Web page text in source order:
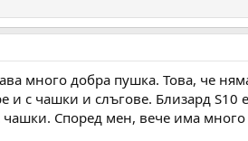
много добра пушка. Това, че
и с чашки и слъгове. Близард S10
чашки. Според мен, вече има